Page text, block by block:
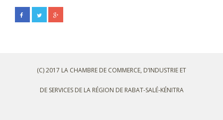
(C) 2017 LA CHAMBRE DE COMMERCE, D’INDUSTRIE ET
DE SERVICES DE LA RÉGION DE RABAT-SALÉ-KÉNITRA